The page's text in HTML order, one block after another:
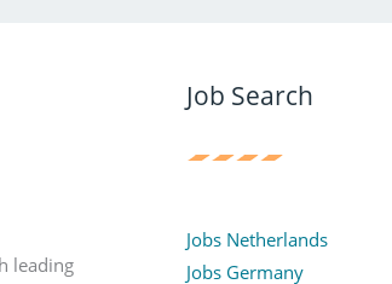
leading
Job Search
Jobs Netherlands
Jobs Germany